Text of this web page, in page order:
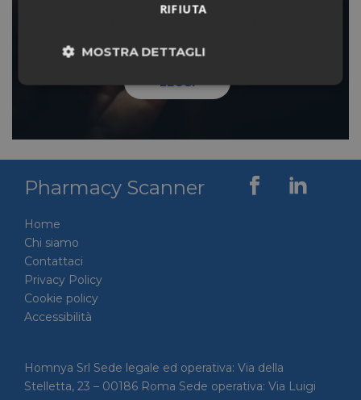
SHOPPING
LEGGI
Pharmacy Scanner
Home
Chi siamo
Contattaci
Privacy Policy
Cookie policy
Accessibilità
Homnya Srl Sede legale ed operativa: Via della
Stelletta, 23 – 00186 Roma Sede operativa: Via Luigi
RIFIUTA
MOSTRA DETTAGLI
Necessari Marketing
I cookie necessari contribuiscono a rendere fruibile il
sito web abilitandone funzionalità di base quali la
navigazione sulle pagine e l'accesso alle aree
NOME FORNITORE /
DOMINIO
SCADENZA